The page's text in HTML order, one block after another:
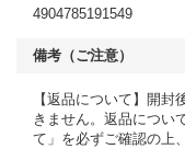
4904785191549
備考（ご注意）
【返品について】開
きません。返品につい
て」を必ずご確認の上